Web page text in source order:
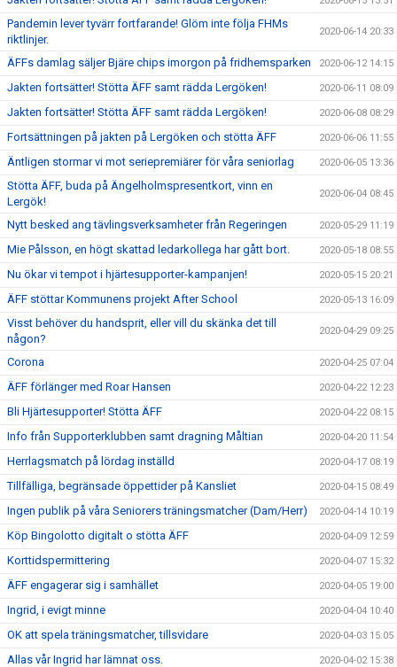
Pandemin lever tyvärr fortfarande! Glöm inte följa FHMs
riktlinjer.
2020-06-14 20:33
ÄFFs damlag säljer Bjäre chips imorgon på fridhemsparken 2020-06-12 14:15
Jakten fortsätter! Stötta ÄFF samt rädda Lergöken! 2020-06-11 08:09
Jakten fortsätter! Stötta ÄFF samt rädda Lergöken! 2020-06-08 08:29
Fortsättningen på jakten på Lergöken och stötta ÄFF 2020-06-06 11:55
Äntligen stormar vi mot seriepremiärer för våra seniorlag 2020-06-05 13:36
Stötta ÄFF, buda på Ängelholmspresentkort, vinn en
Lergök!
2020-06-04 08:45
Nytt besked ang tävlingsverksamheter från Regeringen 2020-05-29 11:19
Mie Pålsson, en högt skattad ledarkollega har gått bort. 2020-05-18 08:55
Nu ökar vi tempot i hjärtesupporter-kampanjen! 2020-05-15 20:21
ÄFF stöttar Kommunens projekt After School 2020-05-13 16:09
Visst behöver du handsprit, eller vill du skänka det till
någon?
2020-04-29 09:25
Corona 2020-04-25 07:04
ÄFF förlänger med Roar Hansen 2020-04-22 12:23
Bli Hjärtesupporter! Stötta ÄFF 2020-04-22 08:15
Info från Supporterklubben samt dragning Måltian 2020-04-20 11:54
Herrlagsmatch på lördag inställd 2020-04-17 08:19
Tillfälliga, begränsade öppettider på Kansliet 2020-04-15 08:49
Ingen publik på våra Seniorers träningsmatcher (Dam/Herr) 2020-04-14 10:19
Köp Bingolotto digitalt o stötta ÄFF 2020-04-09 12:59
Korttidspermittering 2020-04-07 15:32
ÄFF engagerar sig i samhället 2020-04-05 19:00
Ingrid, i evigt minne 2020-04-04 10:40
OK att spela träningsmatcher, tillsvidare 2020-04-03 15:05
Allas vår Ingrid har lämnat oss. 2020-04-02 15:38